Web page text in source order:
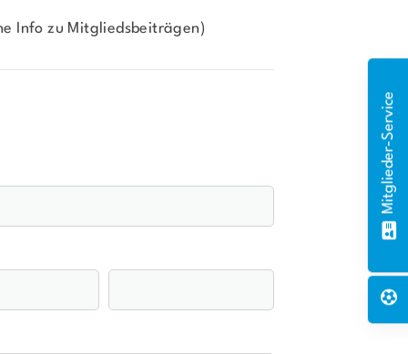
Info zu Mitgliedsbeiträgen)
Mitglieder-Service